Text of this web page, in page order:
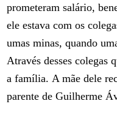
prometeram salário,
ele estava com os
umas minas, quando
Através desses colegas
a família. A mãe dele
parente de Guilherme